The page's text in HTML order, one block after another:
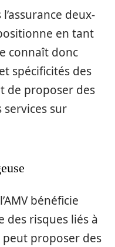
l’assurance deux-
en tant
connaît donc
spécificités des
de proposer des
sur
bénéficie
des risques liés à
peut proposer des